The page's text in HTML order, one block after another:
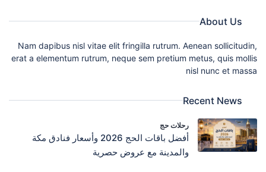
About Us
Nam dapibus nisl vitae elit fringilla rutrum. Aenean sollicitudin,
erat a elementum rutrum, neque sem pretium metus, quis mollis
nisl nunc et massa
Recent News
رحلات حج
أفضل باقات الحج 2026 وأسعار فنادق مكة
والمدينة مع عروض حصرية